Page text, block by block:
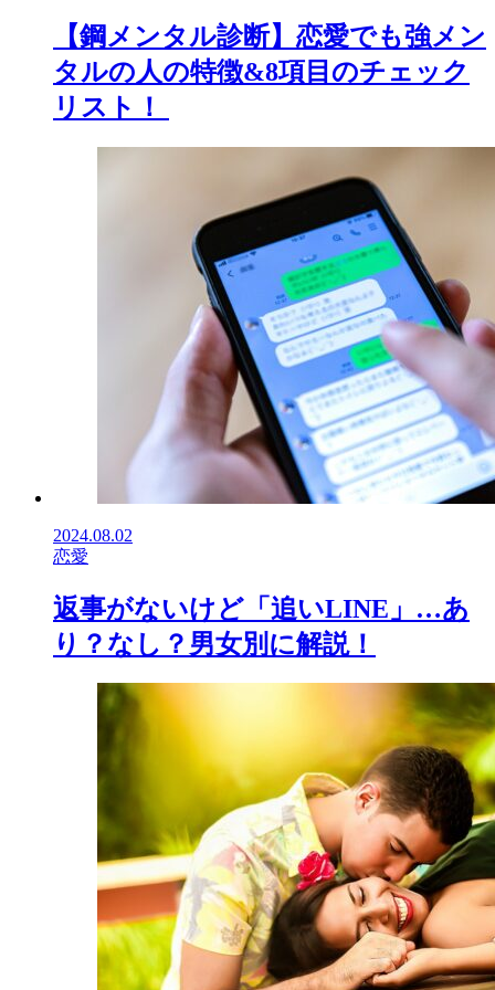
【鋼メンタル診断】恋愛でも強メン
タルの人の特徴&8項目のチェック
リスト！
2024.08.02
恋愛
返事がないけど「追いLINE」…あ
り？なし？男女別に解説！